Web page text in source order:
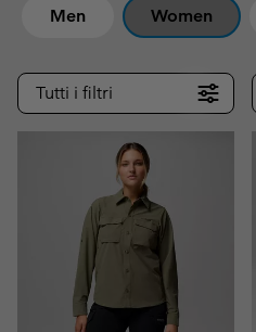
Men Women
Tutti i filtri